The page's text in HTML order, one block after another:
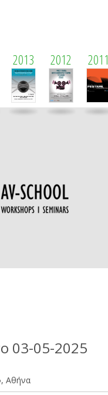
2013 2012 2011
03-05-2025
Αθήνα